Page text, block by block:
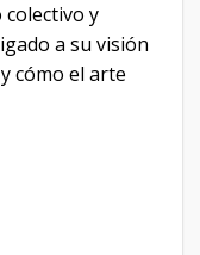
y
a su visión
cómo el arte